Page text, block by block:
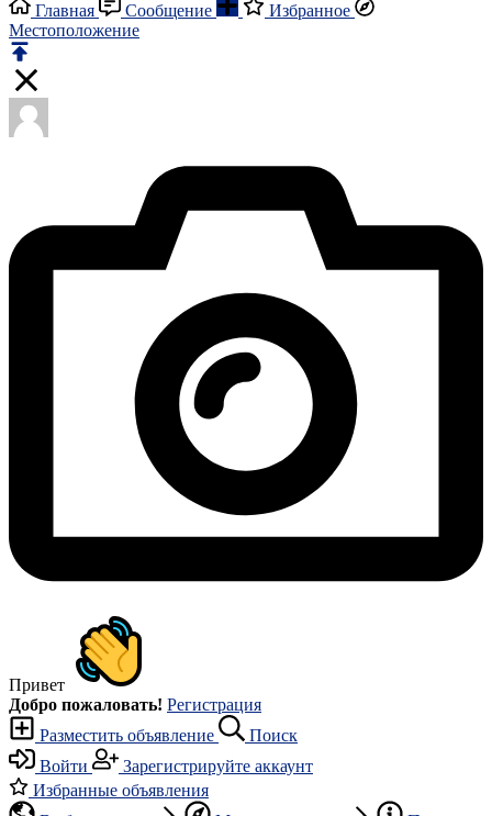
Главная
Сообщение
Избранное
Местоположение
Привет
Добро пожаловать! Регистрация
Разместить объявление
Поиск
Войти
Зарегистрируйте аккаунт
Избранные объявления